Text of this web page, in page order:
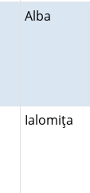
Alba
Ialomiţa